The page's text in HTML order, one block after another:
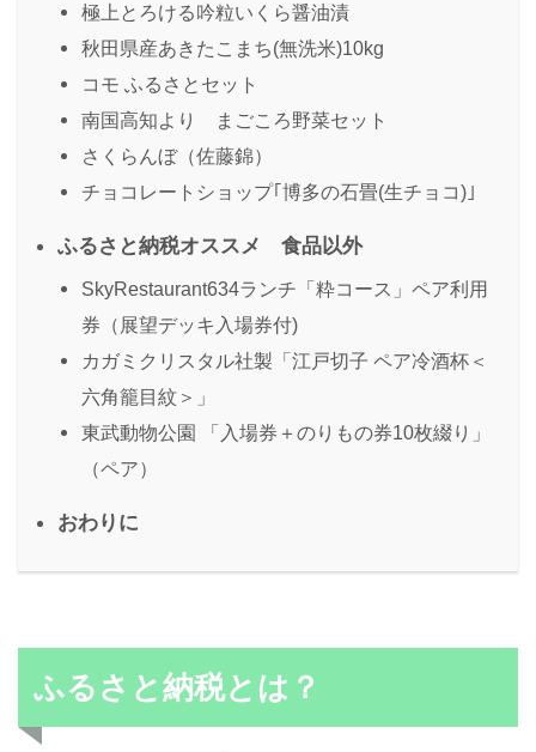
極上とろける吟粒いくら醤油漬
秋田県産あきたこまち(無洗米)10kg
コモ ふるさとセット
南国高知より まごころ野菜セット
さくらんぼ（佐藤錦）
チョコレートショップ｢博多の石畳(生チョコ)｣
ふるさと納税オススメ 食品以外
SkyRestaurant634ランチ「粋コース」ペア利用
券（展望デッキ入場券付)
カガミクリスタル社製「江戸切子 ペア冷酒杯＜
六角籠目紋＞」
東武動物公園 「入場券＋のりもの券10枚綴り」
（ペア）
おわりに
ふるさと納税とは？